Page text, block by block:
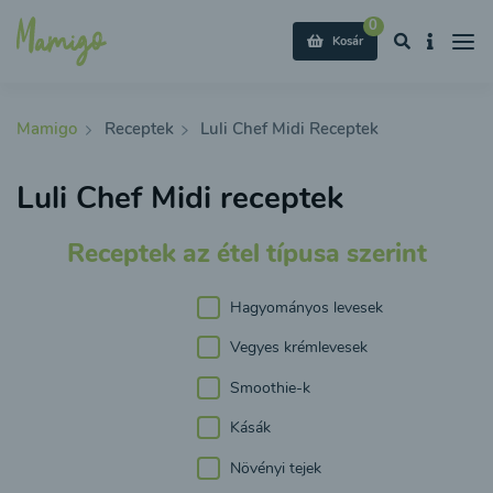
0
Kosár
Mamigo Receptek Luli Chef Midi Receptek
Luli Chef Midi receptek
Receptek az étel típusa szerint
Hagyományos levesek
Vegyes krémlevesek
Smoothie-k
Kásák
Növényi tejek